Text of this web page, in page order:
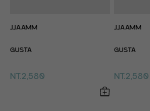
JJAAMM
GUSTA
NT.2,580
JJAAMM
GUSTA
NT.2,580